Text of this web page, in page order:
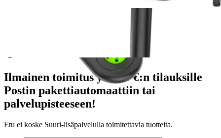
Ilmainen toimitus yli 100 €:n tilauksille
Postin pakettiautomaattiin tai
palvelupisteeseen!
Etu ei koske Suuri‑lisäpalvelulla toimitettavia tuotteita.